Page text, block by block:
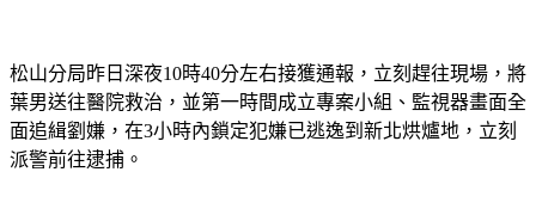
松山分局昨日深夜10時40分左右接獲通報，立刻趕往現場，將
葉男送往醫院救治，並第一時間成立專案小組、監視器畫面全
面追緝劉嫌，在3小時內鎖定犯嫌已逃逸到新北烘爐地，立刻
派警前往逮捕。